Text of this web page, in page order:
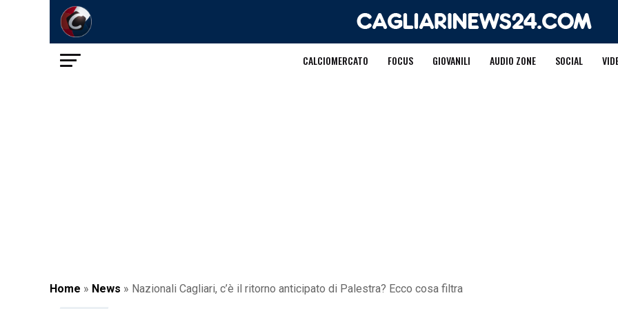
CALCIOMERCATO FOCUS GIOVANILI AUDIO ZONE SOCIAL
Home » News » Nazionali Cagliari, c’è il ritorno anticipato di Palestra? Ecco cosa filtra